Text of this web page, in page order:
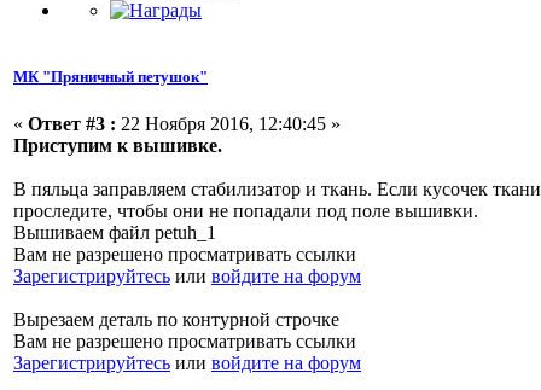
МК "Пряничный петушок"
« Ответ #3 : 22 Ноября 2016, 12:40:45 »
Приступим к вышивке.
В пяльца заправляем стабилизатор и ткань. Если кусочек
проследите, чтобы они не попадали под поле вышивки.
Вышиваем файл petuh_1
Вам не разрешено просматривать ссылки
Зарегистрируйтесь или войдите на форум
Вырезаем деталь по контурной строчке
Вам не разрешено просматривать ссылки
Зарегистрируйтесь или войдите на форум